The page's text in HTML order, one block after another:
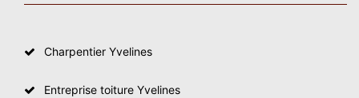
Charpentier Yvelines
Entreprise toiture Yvelines